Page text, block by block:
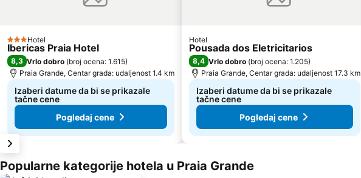
3 Zvezdice
Hotel
Ibericas Praia Hotel
8,3 Vrlo dobro (broj ocena: 1.615)
Praia Grande, Centar grada: udaljenost 1.4 km
Izaberi datume da bi se prikazale
tačne cene
Pogledaj cene
Hotel
Pousada dos Eletricitarios
8,4 Vrlo dobro (broj ocena: 1.205)
Praia Grande, Centar grada: udaljenost 17.3 km
Izaberi datume da bi se prikazale
tačne cene
Pogledaj cene
Popularne kategorije hotela u Praia Grande